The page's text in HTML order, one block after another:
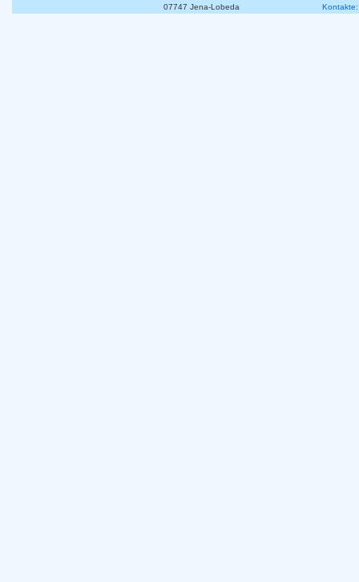
07747 Jena-Lobeda